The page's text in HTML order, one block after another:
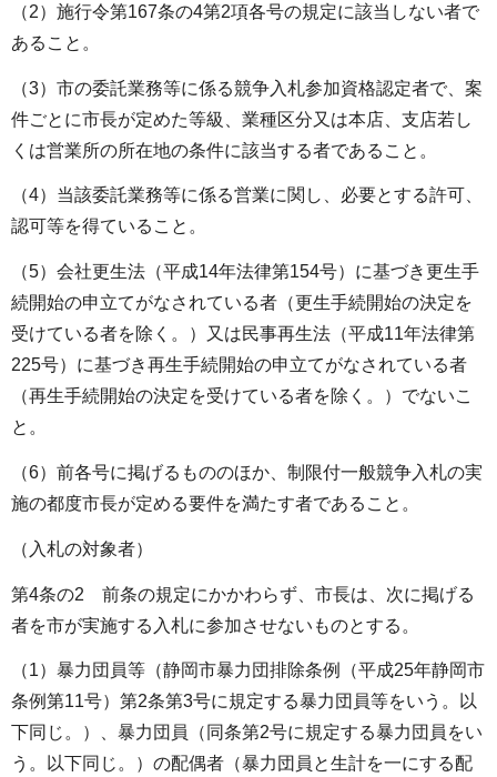
（2）施行令第167条の4第2項各号の規定に該当しない者で
あること。
（3）市の委託業務等に係る競争入札参加資格認定者で、案
件ごとに市長が定めた等級、業種区分又は本店、支店若し
くは営業所の所在地の条件に該当する者であること。
（4）当該委託業務等に係る営業に関し、必要とする許可、
認可等を得ていること。
（5）会社更生法（平成14年法律第154号）に基づき更生手
続開始の申立てがなされている者（更生手続開始の決定を
受けている者を除く。）又は民事再生法（平成11年法律第
225号）に基づき再生手続開始の申立てがなされている者
（再生手続開始の決定を受けている者を除く。）でないこ
と。
（6）前各号に掲げるもののほか、制限付一般競争入札の実
施の都度市長が定める要件を満たす者であること。
（入札の対象者）
第4条の2 前条の規定にかかわらず、市長は、次に掲げる
者を市が実施する入札に参加させないものとする。
（1）暴力団員等（静岡市暴力団排除条例（平成25年静岡市
条例第11号）第2条第3号に規定する暴力団員等をいう。以
下同じ。）、暴力団員（同条第2号に規定する暴力団員をい
う。以下同じ。）の配偶者（暴力団員と生計を一にする配